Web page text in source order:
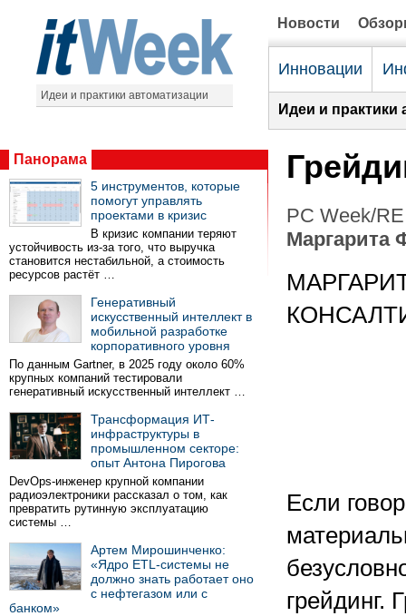
Идеи и практики автоматизации
Новости
Инновации
Идеи и практики
Панорама
5 инструментов, которые
помогут управлять
проектами в кризис
В кризис компании теряют
устойчивость из-за того, что выручка
становится нестабильной, а стоимость
ресурсов растёт …
Генеративный
искусственный интеллект в
мобильной разработке
корпоративного уровня
По данным Gartner, в 2025 году около 60%
крупных компаний тестировали
генеративный искусственный интеллект …
Трансформация ИТ-
инфраструктуры в
промышленном секторе:
опыт Антона Пирогова
DevOps-инженер крупной компании
радиоэлектроники рассказал о том, как
превратить рутинную эксплуатацию
системы …
Артем Мирошинченко:
«Ядро ETL-системы не
должно знать работает оно
с нефтегазом или с
банком»
PC Week/
Маргарита
Если
грейдинг.